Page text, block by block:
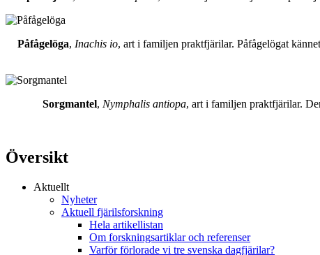
Påfågelöga, Inachis io, art i familjen praktfjärilar. Påfågelögat
Sorgmantel, Nymphalis antiopa, art i familjen praktfjärilar.
Översikt
Aktuellt
Nyheter
Aktuell fjärilsforskning
Hela artikellistan
Om forskningsartiklar och referenser
Varför förlorade vi tre svenska dagfjärilar?